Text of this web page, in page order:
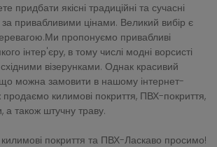
придбати якісні традиційні та сучасні
за привабливими цінами. Великий вибір є
пропонуємо привабливі
інтер'єру, в тому числі модні ворсисті
візерунками. Однак красивий
можна замовити в нашому інтернет-
продаємо килимові покриття, ПВХ-покриття,
а також штучну траву.
покриття та ПВХ-Ласкаво просимо!